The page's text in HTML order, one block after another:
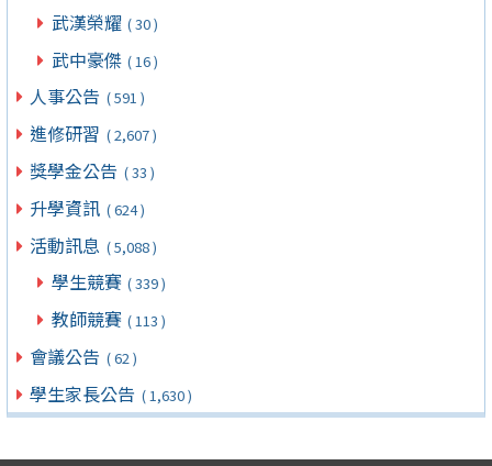
武漢榮耀 ( 30 )
武中豪傑 ( 16 )
人事公告 ( 591 )
進修研習 ( 2,607 )
獎學金公告 ( 33 )
升學資訊 ( 624 )
活動訊息 ( 5,088 )
學生競賽 ( 339 )
教師競賽 ( 113 )
會議公告 ( 62 )
學生家長公告 ( 1,630 )